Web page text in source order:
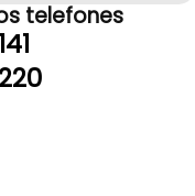
telefones